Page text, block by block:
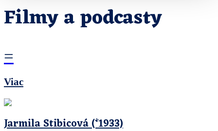
Filmy a podcasty
=
Viac
Jarmila Stibicová (*1933)